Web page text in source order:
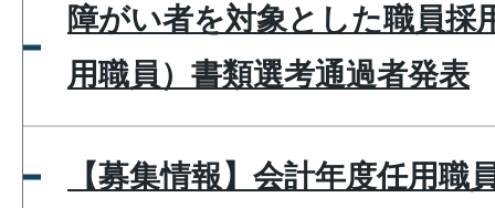
障がい者を対象とした職員採
用職員）書類選考通過者発表
【募集情報】会計年度任用職